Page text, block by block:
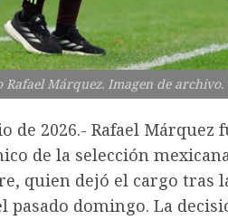
Márquez. Imagen de archivo.
de 2026.- Rafael Márquez
de la selección
quien dejó el cargo tras
pasado domingo. La